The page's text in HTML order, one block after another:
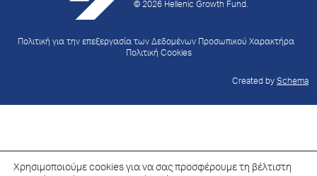
© 2026 Hellenic Growth Fund.
Πολιτική για την επεξεργασία των Δεδομένων Προσωπικού Χαρακτήρα
Πολιτική Cookies
Created by Schema
Χρησιμοποιούμε cookies για να σας προσφέρουμε τη βέλτιστη